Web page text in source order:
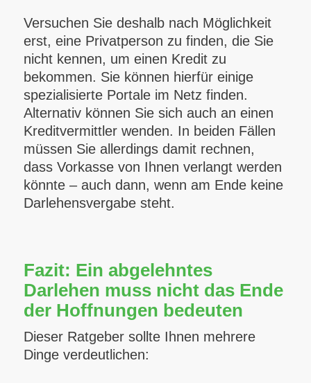
Versuchen Sie deshalb nach Möglichkeit
erst, eine Privatperson zu finden, die Sie
nicht kennen, um einen Kredit zu
bekommen. Sie können hierfür einige
spezialisierte Portale im Netz finden.
Alternativ können Sie sich auch an einen
Kreditvermittler wenden. In beiden Fällen
müssen Sie allerdings damit rechnen,
dass Vorkasse von Ihnen verlangt werden
könnte – auch dann, wenn am Ende keine
Darlehensvergabe steht.
Fazit: Ein abgelehntes
Darlehen muss nicht das Ende
der Hoffnungen bedeuten
Dieser Ratgeber sollte Ihnen mehrere
Dinge verdeutlichen: